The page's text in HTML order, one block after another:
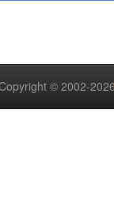
© 2002-2026